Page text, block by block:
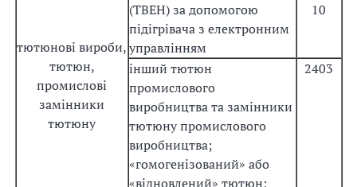
тютюнові вироби,
тютюн,
промислові
замінники
тютюну
(ТВЕН) за допомогою
підігрівача з електронним
управлінням
10
інший тютюн
промислового
виробництва та замінники
тютюну промислового
виробництва;
«гомогенізований» або
«відновлений» тютюн;
2403